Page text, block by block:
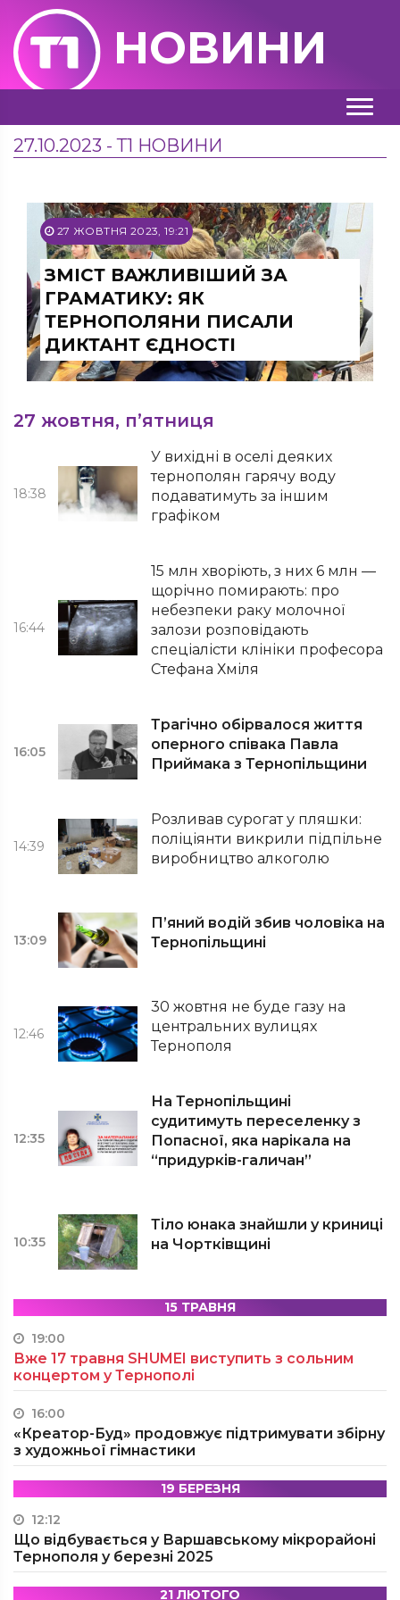
НОВИНИ
27.10.2023 - Т1 НОВИНИ
27 ЖОВТНЯ 2023, 19:21
ЗМІСТ ВАЖЛИВІШИЙ ЗА
ГРАМАТИКУ: ЯК
ТЕРНОПОЛЯНИ ПИСАЛИ
ДИКТАНТ ЄДНОСТІ
27 жовтня, п’ятниця
18:38
У вихідні в оселі деяких
тернополян гарячу воду
подаватимуть за іншим
графіком
16:44
15 млн хворіють, з них 6 млн —
щорічно помирають: про
небезпеки раку молочної
залози розповідають
спеціалісти клініки професора
Стефана Хміля
16:05
Трагічно обірвалося життя
оперного співака Павла
Приймака з Тернопільщини
14:39
Розливав сурогат у пляшки:
поліціянти викрили підпільне
виробництво алкоголю
13:09
П’яний водій збив чоловіка на
Тернопільщині
12:46
30 жовтня не буде газу на
центральних вулицях
Тернополя
12:35
На Тернопільщині
судитимуть переселенку з
Попасної, яка нарікала на
“придурків-галичан”
10:35
Тіло юнака знайшли у криниці
на Чортківщині
15 ТРАВНЯ
19:00
Вже 17 травня SHUMEI виступить з сольним
концертом у Тернополі
16:00
«Креатор-Буд» продовжує підтримувати збірну
з художньої гімнастики
19 БЕРЕЗНЯ
12:12
Що відбувається у Варшавському мікрорайоні
Тернополя у березні 2025
21 ЛЮТОГО